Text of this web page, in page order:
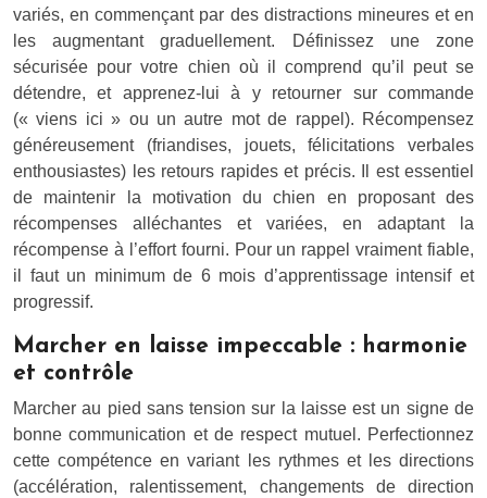
variés, en commençant par des distractions mineures et en
les augmentant graduellement. Définissez une zone
sécurisée pour votre chien où il comprend qu’il peut se
détendre, et apprenez-lui à y retourner sur commande
(« viens ici » ou un autre mot de rappel). Récompensez
généreusement (friandises, jouets, félicitations verbales
enthousiastes) les retours rapides et précis. Il est essentiel
de maintenir la motivation du chien en proposant des
récompenses alléchantes et variées, en adaptant la
récompense à l’effort fourni. Pour un rappel vraiment fiable,
il faut un minimum de 6 mois d’apprentissage intensif et
progressif.
Marcher en laisse impeccable : harmonie
et contrôle
Marcher au pied sans tension sur la laisse est un signe de
bonne communication et de respect mutuel. Perfectionnez
cette compétence en variant les rythmes et les directions
(accélération, ralentissement, changements de direction